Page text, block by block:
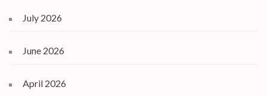
July 2026
June 2026
April 2026